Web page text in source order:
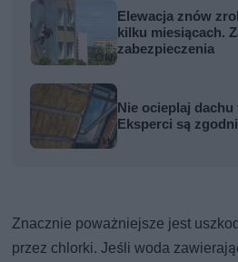
Elewacja znów
kilku miesiącach.
zabezpieczenia
Nie ocieplaj dachu
Eksperci są
Znacznie poważniejsze jest
przez chlorki. Jeśli woda